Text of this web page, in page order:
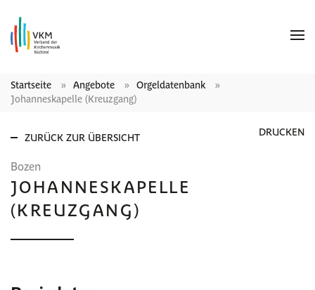
Startseite Angebote
Orgeldatenbank
Johanneskapelle (Kreuzgang)
ZURÜCK ZUR ÜBERSICHT DRUCKEN
Bozen
JOHANNESKAPELLE
(KREUZGANG)